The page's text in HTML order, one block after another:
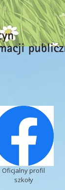
Oficjalny profil
szkoły